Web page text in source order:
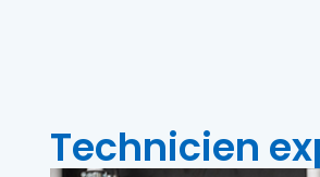
Technicien